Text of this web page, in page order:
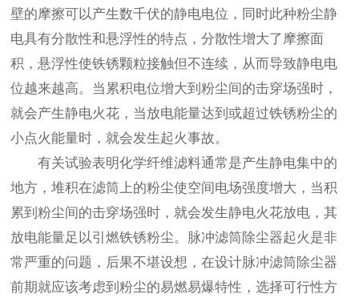
壁的摩擦可以产生数千伏的静电电位，同时此种粉尘静
电具有分散性和悬浮性的特点，分散性增大了摩擦面
积，悬浮性使铁锈颗粒接触但不连续，从而导致静电电
位越来越高。当累积电位增大到粉尘间的击穿场强时，
就会产生静电火花，当放电能量达到或超过铁锈粉尘的
小点火能量时，就会发生起火事故。
有关试验表明化学纤维滤料通常是产生静电集中的
地方，堆积在滤筒上的粉尘使空间电场强度增大，当积
累到粉尘间的击穿场强时，就会发生静电火花放电，其
放电能量足以引燃铁锈粉尘。脉冲滤筒除尘器起火是非
常严重的问题，后果不堪设想，在设计脉冲滤筒除尘器
前期就应该考虑到粉尘的易燃易爆特性，选择可行性方